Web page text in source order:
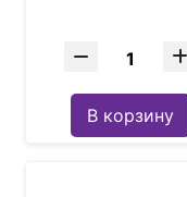
В корзину